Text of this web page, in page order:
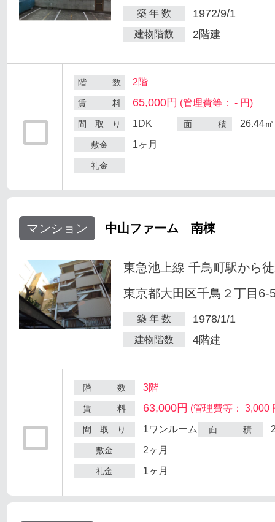
築 年 数 1972/9/1
建物階数 2階建
階 数 2階
賃 料 65,000円 (管理費等： - 円)
間 取 り 1DK 面 積 26.44㎡
敷金 1ヶ月
礼金
マンション 中山ファーム 南棟
東急池上線 千鳥町駅から
東京都大田区千鳥２丁目6-
築 年 数 1978/1/1
建物階数 4階建
階 数 3階
賃 料 63,000円 (管理費等： 3,000
間 取 り 1ワンルーム 面 積
敷金 2ヶ月
礼金 1ヶ月